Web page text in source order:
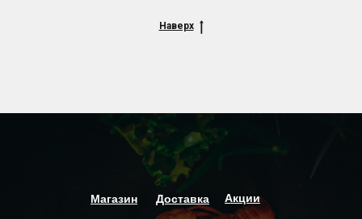
Наверх
Магазин Доставка Акции